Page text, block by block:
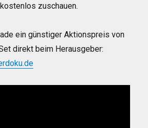
zuschauen.
ein günstiger Aktionspreis von
direkt beim Herausgeber: